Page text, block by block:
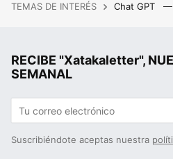
TEMAS DE INTERÉS Chat GPT
RECIBE "Xatakaletter",
SEMANAL
Suscribiéndote aceptas nuestra